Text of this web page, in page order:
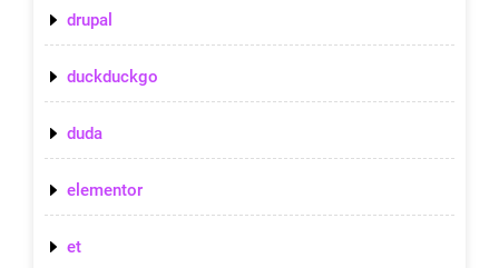
drupal
duckduckgo
duda
elementor
et